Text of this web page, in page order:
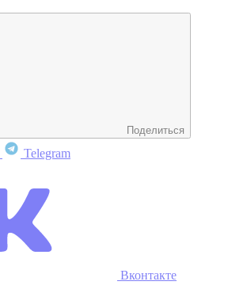
Поделиться
Telegram
Вконтакте